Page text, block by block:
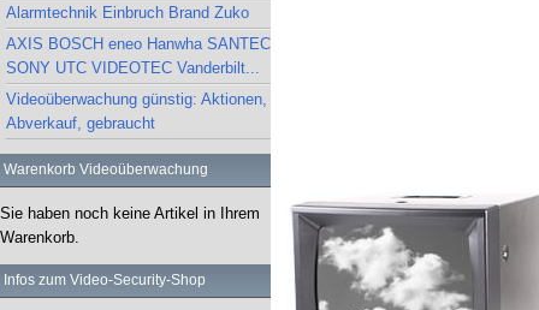
Alarmtechnik Einbruch Brand Zuko
AXIS BOSCH eneo Hanwha SANTEC
SONY UTC VIDEOTEC Vanderbilt...
Videoüberwachung günstig: Aktionen,
Abverkauf, gebraucht
Warenkorb Videoüberwachung
Sie haben noch keine Artikel in Ihrem
Warenkorb.
Infos zum Video-Security-Shop